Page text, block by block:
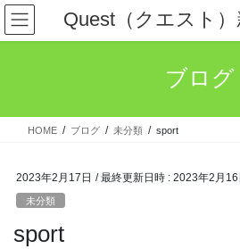
コ
ン
テ
ス
ナ
ビ
ゲ
ン
Quest（クエスト
ブログ
HOME ブログ 未分類 sport
2023年2月17日 / 最終更新日時 : 2023年2月16
未分類
sport